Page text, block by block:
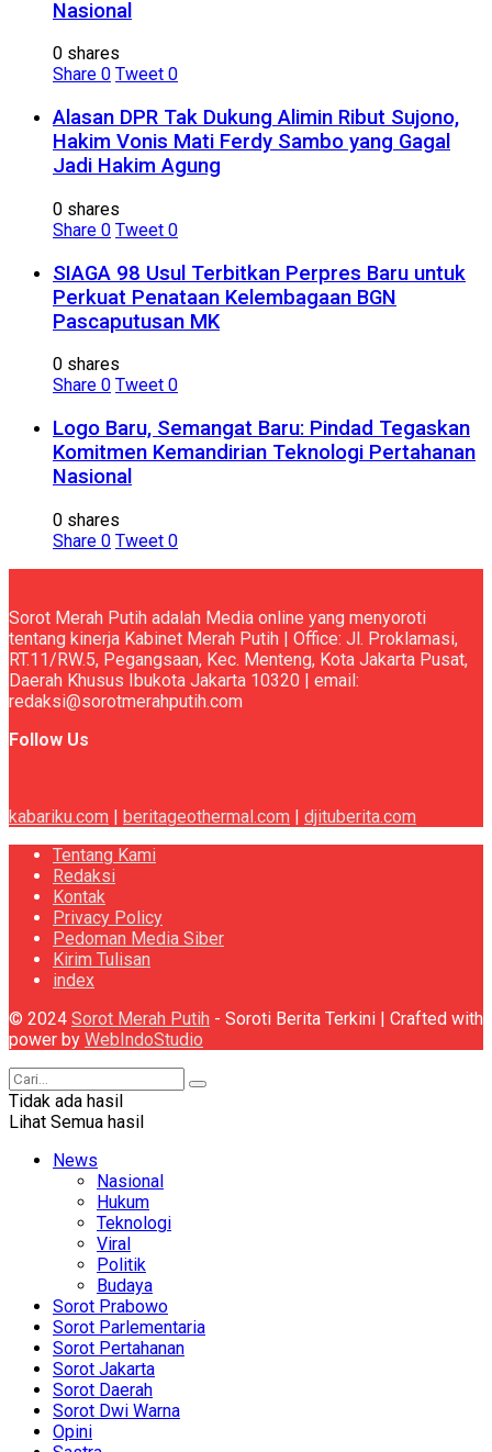
Nasional
0 shares
Share 0 Tweet 0
Alasan DPR Tak Dukung Alimin Ribut Sujono,
Hakim Vonis Mati Ferdy Sambo yang Gagal
Jadi Hakim Agung
0 shares
Share 0 Tweet 0
SIAGA 98 Usul Terbitkan Perpres Baru untuk
Perkuat Penataan Kelembagaan BGN
Pascaputusan MK
0 shares
Share 0 Tweet 0
Logo Baru, Semangat Baru: Pindad Tegaskan
Komitmen Kemandirian Teknologi Pertahanan
Nasional
0 shares
Share 0 Tweet 0
Sorot Merah Putih adalah Media online yang menyoroti
tentang kinerja Kabinet Merah Putih | Office: Jl. Proklamasi,
RT.11/RW.5, Pegangsaan, Kec. Menteng, Kota Jakarta Pusat,
Daerah Khusus Ibukota Jakarta 10320 | email:
redaksi@sorotmerahputih.com
Follow Us
kabariku.com | beritageothermal.com | djituberita.com
Tentang Kami
Redaksi
Kontak
Privacy Policy
Pedoman Media Siber
Kirim Tulisan
index
© 2024 Sorot Merah Putih - Soroti Berita Terkini | Crafted with
power by WebIndoStudio
Tidak ada hasil
Lihat Semua hasil
News
Nasional
Hukum
Teknologi
Viral
Politik
Budaya
Sorot Prabowo
Sorot Parlementaria
Sorot Pertahanan
Sorot Jakarta
Sorot Daerah
Sorot Dwi Warna
Opini